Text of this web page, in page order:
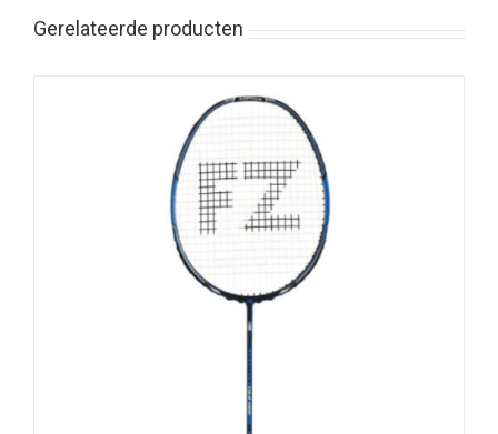
Gerelateerde producten